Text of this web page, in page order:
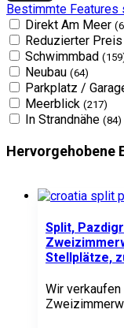
Bestimmte Features
Direkt Am Meer
Reduzierter Preis
Schwimmbad
Neubau (64)
Parkplatz /
Meerblick (217)
In Strandnähe (84)
Hervorgehobene
Split,
Stellplätze,
Wir